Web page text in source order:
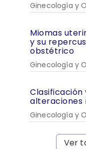
Ginecología y
Miomas
y su
obstétrico
Ginecología y
alteraciones
Ginecología y
Ver